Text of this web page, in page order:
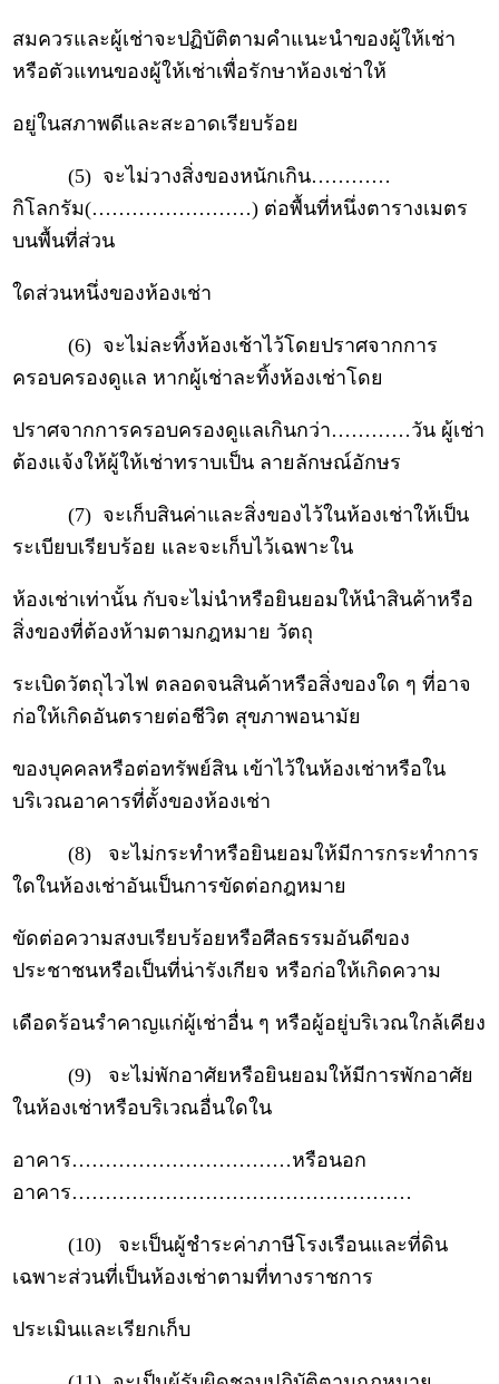
สมควรและผู้เช่าจะปฏิบัติตามคำแนะนำของผู้ให้เช่า
หรือตัวแทนของผู้ให้เช่าเพื่อรักษาห้องเช่าให้
อยู่ในสภาพดีและสะอาดเรียบร้อย
(5) จะไม่วางสิ่งของหนักเกิน…………
กิโลกรัม(……………………) ต่อพื้นที่หนึ่งตารางเมตร
บนพื้นที่ส่วน
ใดส่วนหนึ่งของห้องเช่า
(6) จะไม่ละทิ้งห้องเช้าไว้โดยปราศจากการ
ครอบครองดูแล หากผู้เช่าละทิ้งห้องเช่าโดย
ปราศจากการครอบครองดูแลเกินกว่า…………วัน ผู้เช่า
ต้องแจ้งให้ผู้ให้เช่าทราบเป็น ลายลักษณ์อักษร
(7) จะเก็บสินค่าและสิ่งของไว้ในห้องเช่าให้เป็น
ระเบียบเรียบร้อย และจะเก็บไว้เฉพาะใน
ห้องเช่าเท่านั้น กับจะไม่นำหรือยินยอมให้นำสินค้าหรือ
สิ่งของที่ต้องห้ามตามกฎหมาย วัตถุ
ระเบิดวัตถุไวไฟ ตลอดจนสินค้าหรือสิ่งของใด ๆ ที่อาจ
ก่อให้เกิดอันตรายต่อชีวิต สุขภาพอนามัย
ของบุคคลหรือต่อทรัพย์สิน เข้าไว้ในห้องเช่าหรือใน
บริเวณอาคารที่ตั้งของห้องเช่า
(8) จะไม่กระทำหรือยินยอมให้มีการกระทำการ
ใดในห้องเช่าอันเป็นการขัดต่อกฎหมาย
ขัดต่อความสงบเรียบร้อยหรือศีลธรรมอันดีของ
ประชาชนหรือเป็นที่น่ารังเกียจ หรือก่อให้เกิดความ
เดือดร้อนรำคาญแก่ผู้เช่าอื่น ๆ หรือผู้อยู่บริเวณใกล้เคียง
(9) จะไม่พักอาศัยหรือยินยอมให้มีการพักอาศัย
ในห้องเช่าหรือบริเวณอื่นใดใน
อาคาร……………………………หรือนอก
อาคาร……………………………………………
(10) จะเป็นผู้ชำระค่าภาษีโรงเรือนและที่ดิน
เฉพาะส่วนที่เป็นห้องเช่าตามที่ทางราชการ
ประเมินและเรียกเก็บ